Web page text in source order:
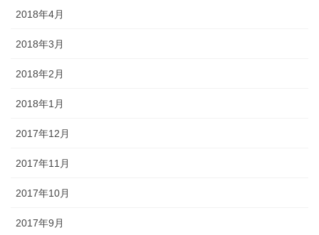
2018年4月
2018年3月
2018年2月
2018年1月
2017年12月
2017年11月
2017年10月
2017年9月